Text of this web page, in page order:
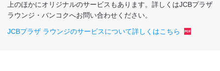
上のほかにオリジナルのサービスもあります。詳しくはJCBプラザ
ラウンジ・バンコクへお問い合わせください。
JCBプラザ ラウンジのサービスについて詳しくはこちら